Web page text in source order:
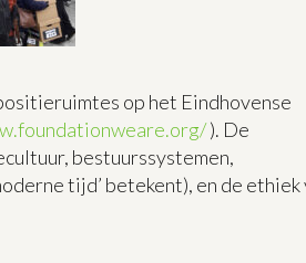
op het Eindhovense
). De
bestuurssystemen,
tijd’ betekent), en de ethiek